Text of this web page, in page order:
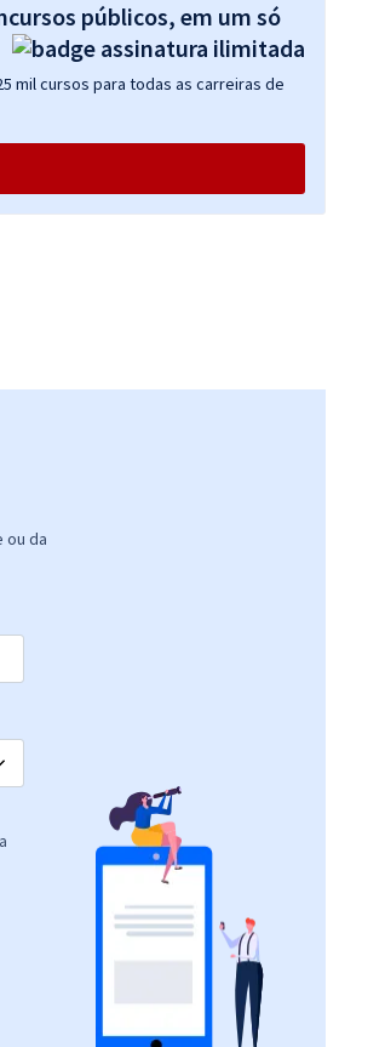
públicos, em um só
mil cursos para todas as carreiras de
ou da